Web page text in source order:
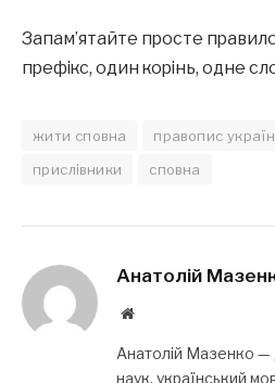
Запам’ятайте просте
префікс, один корінь, одне
жити сповна
правопис
прислівники
сповна
Анатолій
Website
Анатолій Мазенко —
наук, український